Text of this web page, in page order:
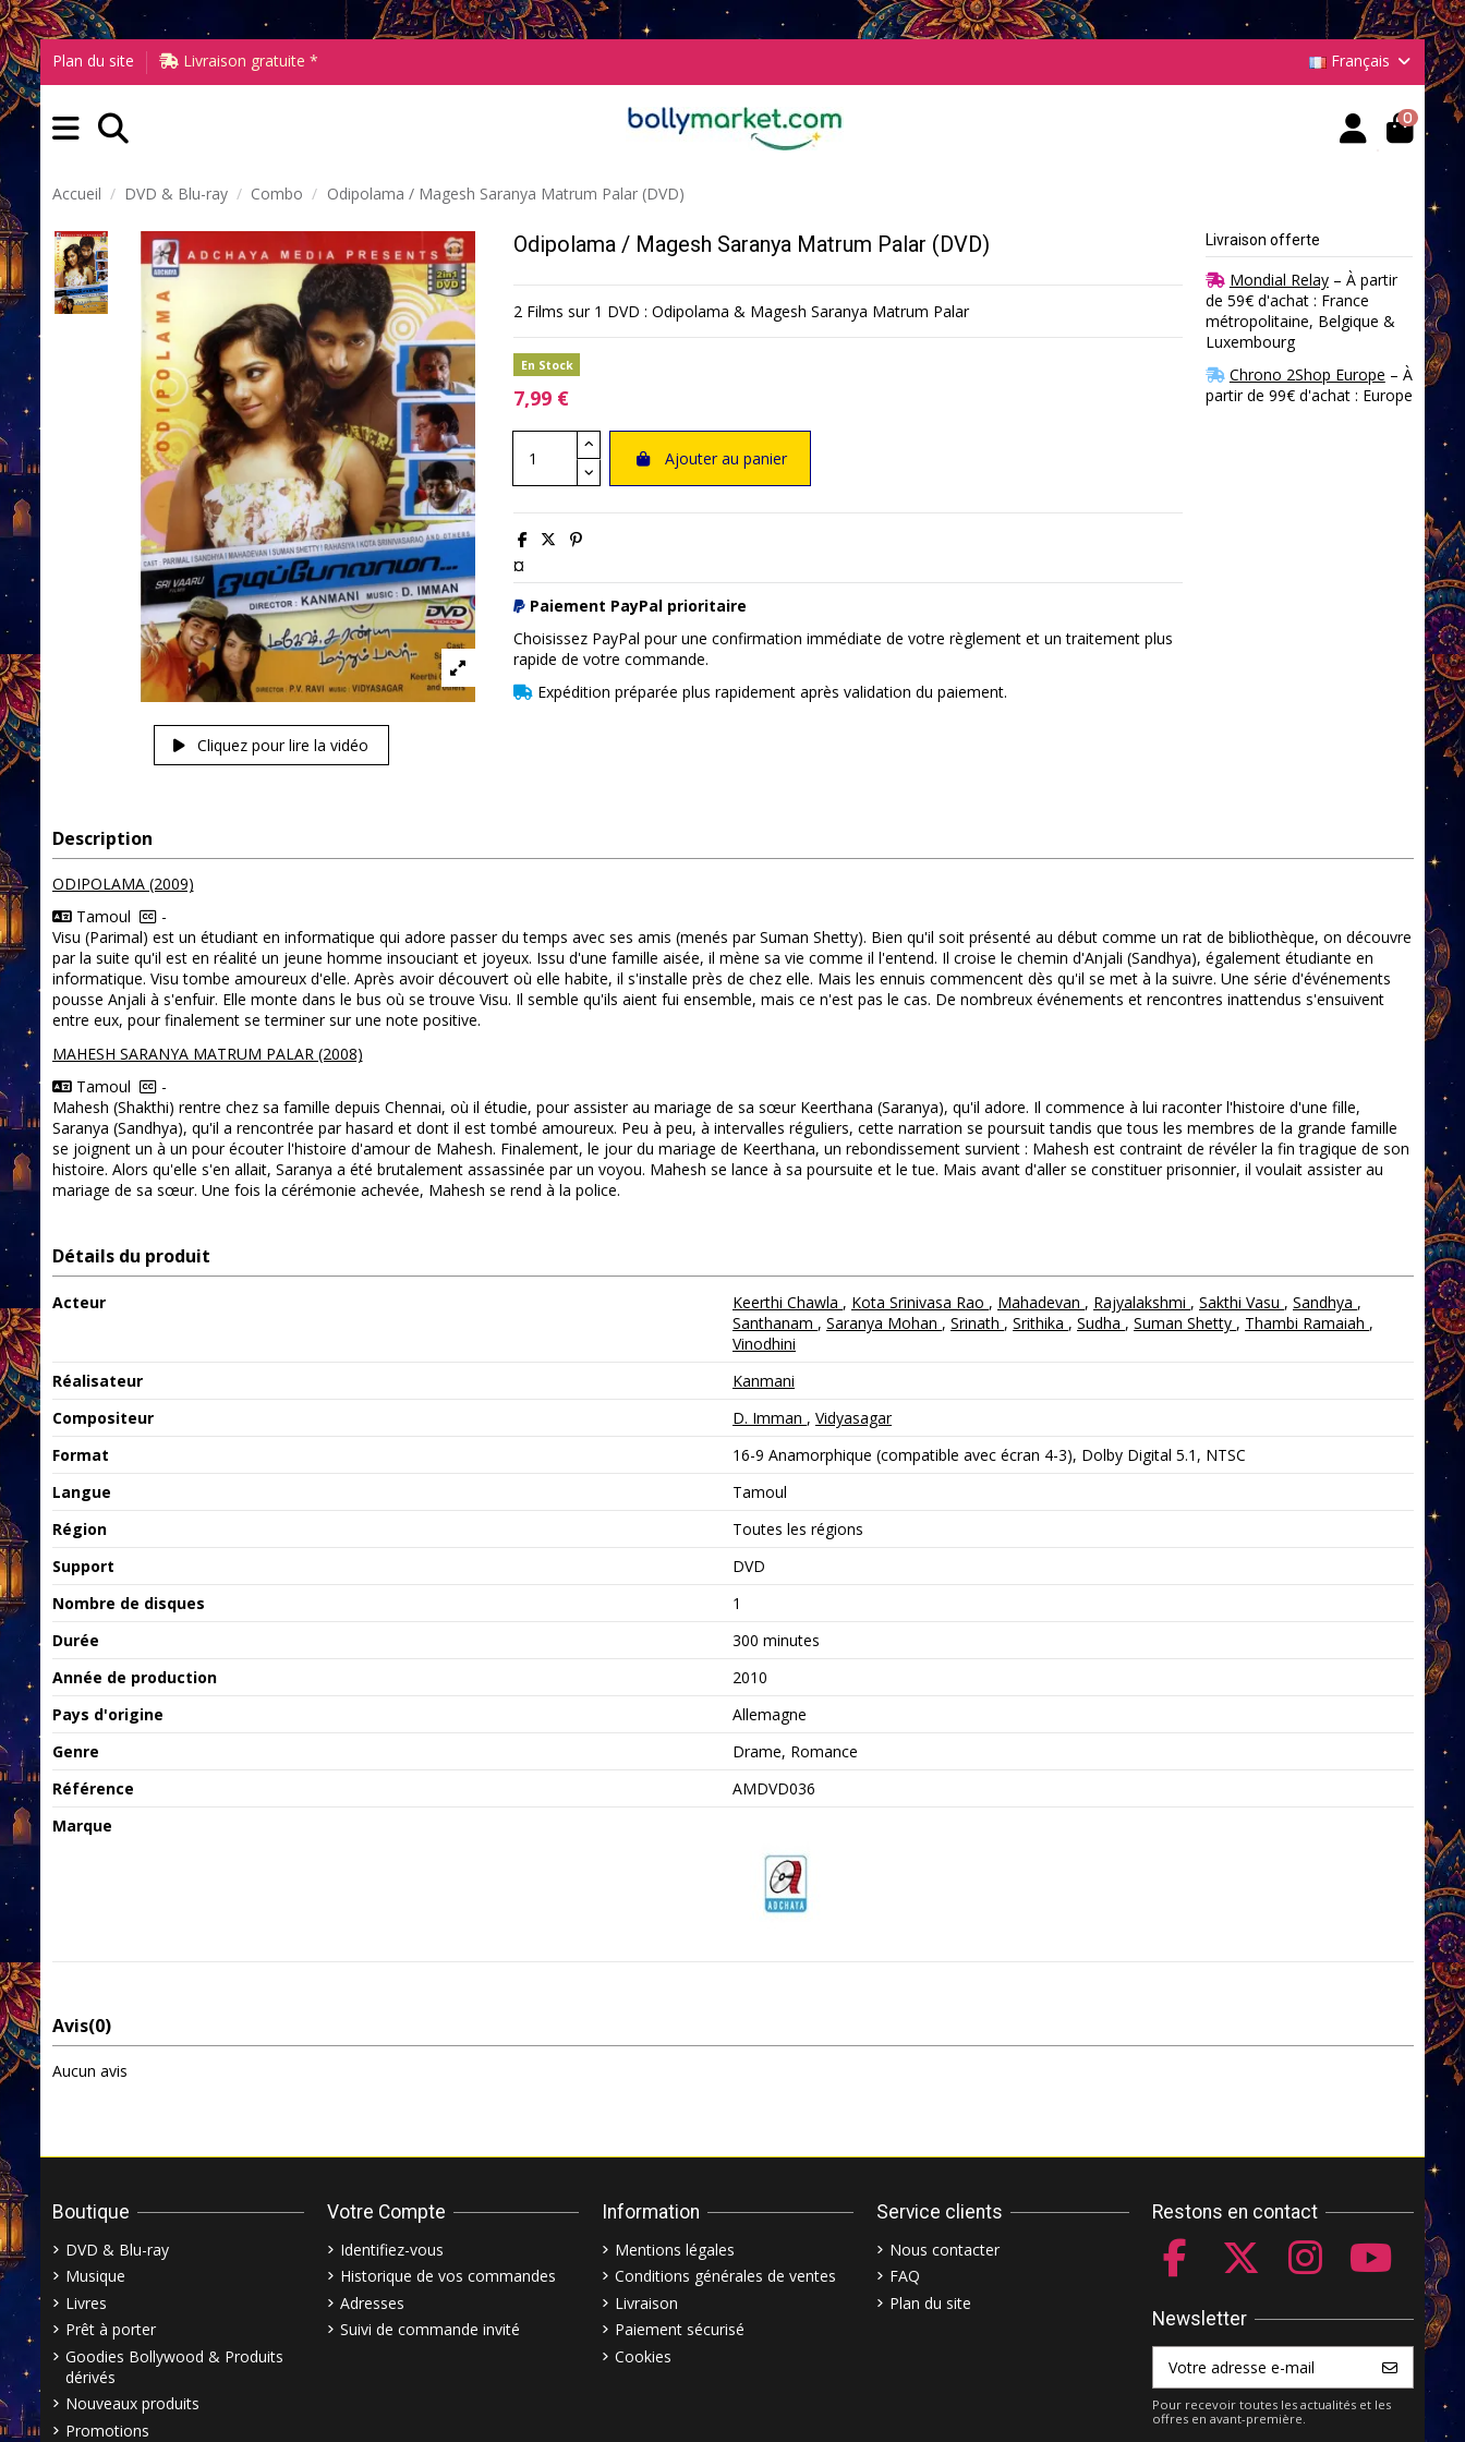
Plan du site Livraison gratuite * Français
0
Accueil DVD & Blu-ray Combo Odipolama / Magesh Saranya Matrum Palar (DVD)
Cliquez pour lire la vidéo
Odipolama / Magesh Saranya Matrum Palar (DVD)
2 Films sur 1 DVD : Odipolama & Magesh Saranya Matrum Palar
En Stock
7,99 €
Ajouter au panier
¤
Paiement PayPal prioritaire
Choisissez PayPal pour une confirmation immédiate de votre règlement et un traitement plus
rapide de votre commande.
Expédition préparée plus rapidement après validation du paiement.
Livraison offerte
Mondial Relay– À partir
de 59€ d'achat : France
métropolitaine, Belgique &
Luxembourg
Chrono 2Shop Europe – À
partir de 99€ d'achat : Europe
Description
ODIPOLAMA (2009)
Tamoul
-
Visu (Parimal) est un étudiant en informatique qui adore passer du temps avec ses amis (menés par Suman Shetty). Bien qu'il soit présenté au début comme un rat de bibliothèque, on découvre
par la suite qu'il est en réalité un jeune homme insouciant et joyeux. Issu d'une famille aisée, il mène sa vie comme il l'entend. Il croise le chemin d'Anjali (Sandhya), également étudiante en
informatique. Visu tombe amoureux d'elle. Après avoir découvert où elle habite, il s'installe près de chez elle. Mais les ennuis commencent dès qu'il se met à la suivre. Une série d'événements
pousse Anjali à s'enfuir. Elle monte dans le bus où se trouve Visu. Il semble qu'ils aient fui ensemble, mais ce n'est pas le cas. De nombreux événements et rencontres inattendus s'ensuivent
entre eux, pour finalement se terminer sur une note positive.
MAHESH SARANYA MATRUM PALAR (2008)
Tamoul
-
Mahesh (Shakthi) rentre chez sa famille depuis Chennai, où il étudie, pour assister au mariage de sa sœur Keerthana (Saranya), qu'il adore. Il commence à lui raconter l'histoire d'une fille,
Saranya (Sandhya), qu'il a rencontrée par hasard et dont il est tombé amoureux. Peu à peu, à intervalles réguliers, cette narration se poursuit tandis que tous les membres de la grande famille
se joignent un à un pour écouter l'histoire d'amour de Mahesh. Finalement, le jour du mariage de Keerthana, un rebondissement survient : Mahesh est contraint de révéler la fin tragique de son
histoire. Alors qu'elle s'en allait, Saranya a été brutalement assassinée par un voyou. Mahesh se lance à sa poursuite et le tue. Mais avant d'aller se constituer prisonnier, il voulait assister au
mariage de sa sœur. Une fois la cérémonie achevée, Mahesh se rend à la police.
Détails du produit
Acteur Keerthi Chawla , Kota Srinivasa Rao , Mahadevan , Rajyalakshmi , Sakthi Vasu , Sandhya ,
Santhanam , Saranya Mohan , Srinath , Srithika , Sudha , Suman Shetty , Thambi Ramaiah ,
Vinodhini
Réalisateur
Kanmani
Compositeur
D. Imman , Vidyasagar
Format
16-9 Anamorphique (compatible avec écran 4-3), Dolby Digital 5.1, NTSC
Langue
Tamoul
Région
Toutes les régions
Support
DVD
Nombre de disques
1
Durée
300 minutes
Année de production
2010
Pays d'origine
Allemagne
Genre
Drame, Romance
Référence
AMDVD036
Marque
Avis(0)
Aucun avis
Boutique
DVD & Blu-ray
Musique
Livres
Prêt à porter
Goodies Bollywood & Produits
dérivés
Nouveaux produits
Promotions
Votre Compte
Identifiez-vous
Historique de vos commandes
Adresses
Suivi de commande invité
Information
Mentions légales
Conditions générales de ventes
Livraison
Paiement sécurisé
Cookies
Service clients
Nous contacter
FAQ
Plan du site
Restons en contact
Newsletter
Pour recevoir toutes les actualités et les
offres en avant-première.